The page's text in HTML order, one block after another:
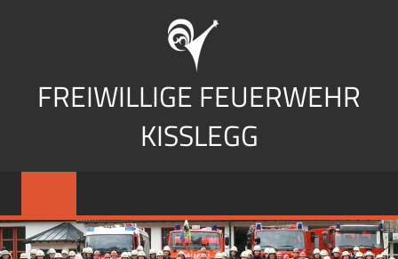
FREIWILLIGE FEUERWEHR
KISSLEGG